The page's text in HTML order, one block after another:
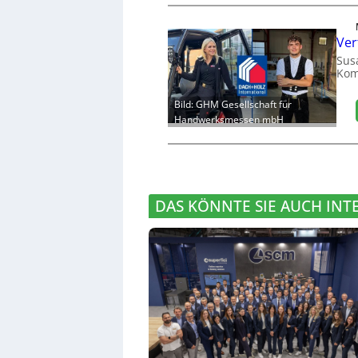
Bild: GHM Gesellschaft für
Handwerksmessen mbH
DAS KÖNNTE SIE AUCH